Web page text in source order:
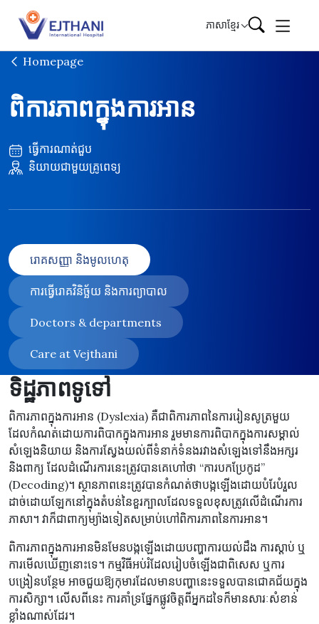
Skip to content
ភាសាខ្មែរ
Homepage
ពិការភាពក្នុងការអាន
ធ្វើការណាត់ជួប
និយាយជាមួយគ្រូពេទ្យ
រោគសញ្ញា និងមូលហេតុ
ការធ្វើរោគវិនិច្ឆ័យ និងការព្យាបាល
Doctors & departments
Care at Vejthani
ទិដ្ឋភាពទូទៅ
ពិការភាពក្នុងការអាន (Dyslexia) គឺជាពិការភាពនៃការរៀនសូត្រមួយ
ដែលកំណត់ដោយការពិបាកក្នុងការអាន រួមមានការពិបាកក្នុងការសម្គាល់
សំឡេងនិយាយ និងការស្វែងយល់ពីទំនាក់ទំនងរវាងសំឡេងទៅនឹងអក្សរ
និងពាក្យ ដែលដំណើរការនេះត្រូវបានគេហៅថា “ការបកប្រែកូដ”
(Decoding)។ ស្ថានភាពនេះត្រូវបានកំណត់ថាបង្កឡើងដោយបំរែបំរួល
ដាច់ដោយឡែកនៅក្នុងតំបន់នៃខួរក្បាលដែលទទួលខុសត្រូវលើដំណើរការ
ភាសា។ វាក៏ជាពាក្យម្យ៉ាងទៀតសម្រាប់ហៅពិការភាពនៃការអាន។
ពិការភាពក្នុងការអានមិនមែនបង្កឡើងដោយបញ្ហាការយល់ដឹង ការស្តាប់ ឬ
ការមើលឃើញនោះទេ។ កម្មវិធីអប់រំដែលរៀបចំឡើងជាពិសេស ឬការ
បង្រៀនបន្ថែម អាចជួយឱ្យកុមារដែលមានបញ្ហានេះទទួលបានជោគជ័យក្នុង
ការសិក្សា។ លើសពីនេះ ការគាំទ្រផ្នែកផ្លូវចិត្តពីអ្នកដទៃក៏មានសារៈសំខាន់
ខ្លាំងណាស់ដែរ។